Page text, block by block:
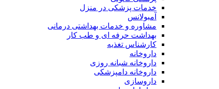
خدمات پزشکی در منزل
آمبولانس
مشاوره و خدمات بهداشتی درمانی
بهداشت حرفه ای و طب کار
کارشناس تغذیه
داروخانه
داروخانه شبانه روزی
داروخانه دامپزشکی
داروسازی